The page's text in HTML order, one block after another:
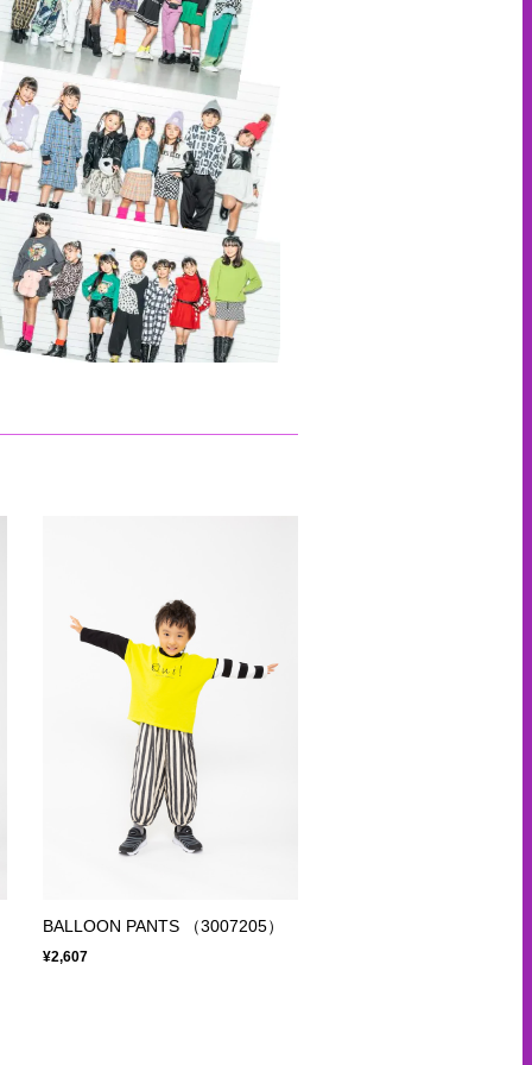
BALLOON PANTS （3007205）
¥2,607